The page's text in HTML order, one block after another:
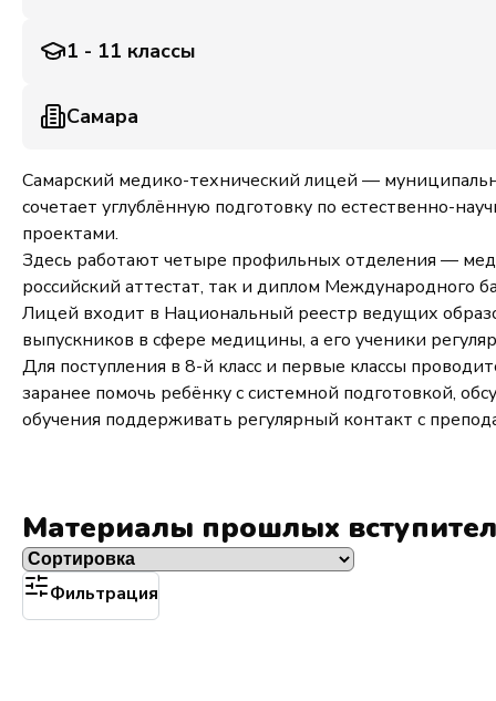
1 - 11 классы
Самара
Самарский медико-технический лицей —
сочетает углублённую подготовку по естественно-
проектами.
Здесь работают четыре профильных отделения —
российский аттестат, так и диплом Международного
Лицей входит в Национальный реестр ведущих
выпускников в сфере медицины, а его ученики
Для поступления в 8-й класс и первые классы
заранее помочь ребёнку с системной подготовкой,
обучения поддерживать регулярный контакт с
Материалы прошлых
Фильтрация